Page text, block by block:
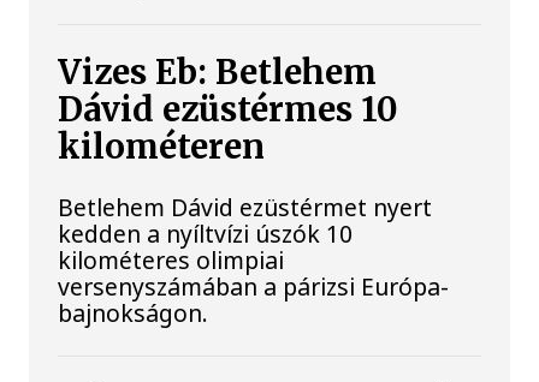
Vizes Eb: Betlehem
Dávid ezüstérmes 10
kilométeren
Betlehem Dávid ezüstérmet nyert
kedden a nyíltvízi úszók 10
kilométeres olimpiai
versenyszámában a párizsi Európa-
bajnokságon.